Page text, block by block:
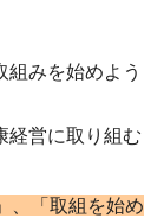
組みを始めよう
経営に取り組む
、「取組を始め